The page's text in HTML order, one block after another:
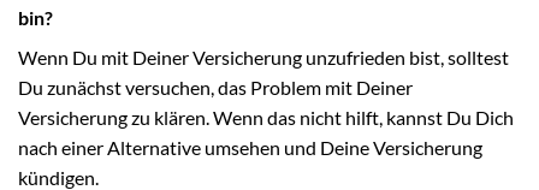
bin?
Wenn Du mit Deiner Versicherung unzufrieden bist, solltest
Du zunächst versuchen, das Problem mit Deiner
Versicherung zu klären. Wenn das nicht hilft, kannst Du Dich
nach einer Alternative umsehen und Deine Versicherung
kündigen.